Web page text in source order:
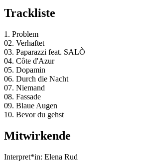
Trackliste
1. Problem
02. Verhaftet
03. Paparazzi feat. SALÒ
04. Côte d'Azur
05. Dopamin
06. Durch die Nacht
07. Niemand
08. Fassade
09. Blaue Augen
10. Bevor du gehst
Mitwirkende
Interpret*in: Elena Rud